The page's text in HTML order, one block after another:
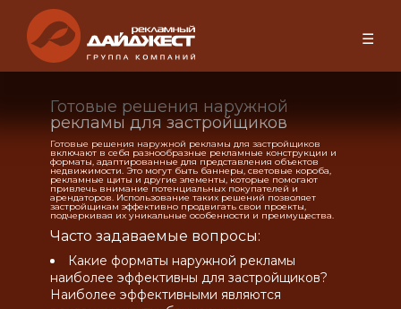
☰
Готовые решения наружной
рекламы для застройщиков
Готовые решения наружной рекламы для застройщиков
включают в себя разнообразные рекламные конструкции и
форматы, адаптированные для представления объектов
недвижимости. Это могут быть баннеры, световые короба,
рекламные щиты и другие элементы, которые помогают
привлечь внимание потенциальных покупателей и
арендаторов. Использование таких решений позволяет
застройщикам эффективно продвигать свои проекты,
подчеркивая их уникальные особенности и преимущества.
Часто задаваемые вопросы:
Какие форматы наружной рекламы
наиболее эффективны для застройщиков?
Наиболее эффективными являются